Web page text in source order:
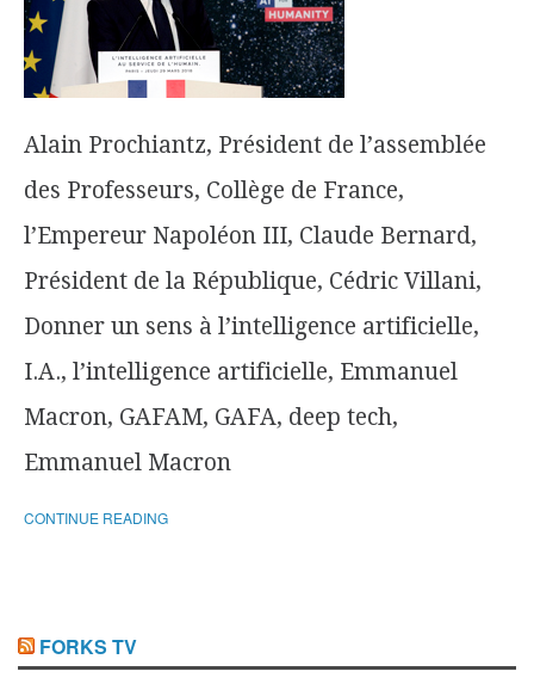
Alain Prochiantz, Président de l’assemblée
des Professeurs, Collège de France,
l’Empereur Napoléon III, Claude Bernard,
Président de la République, Cédric Villani,
Donner un sens à l’intelligence artificielle,
I.A., l’intelligence artificielle, Emmanuel
Macron, GAFAM, GAFA, deep tech,
Emmanuel Macron
CONTINUE READING
FORKS TV